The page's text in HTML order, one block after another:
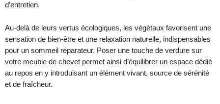
d’entretien.
Au-delà de leurs vertus écologiques, les végétaux favorisent une
sensation de bien-être et une relaxation naturelle, indispensables
pour un sommeil réparateur. Poser une touche de verdure sur
votre meuble de chevet permet ainsi d’équilibrer un espace dédié
au repos en y introduisant un élément vivant, source de sérénité
et de fraîcheur.